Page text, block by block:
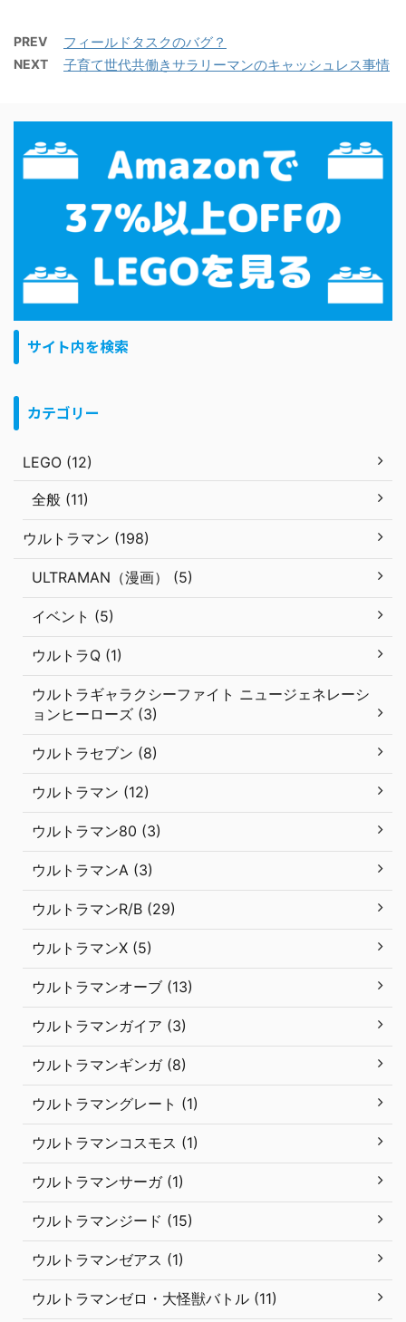
PREV フィールドタスクのバグ？
NEXT 子育て世代共働きサラリーマンのキャッシュレス事情
サイト内を検索
カテゴリー
LEGO (12)
全般 (11)
ウルトラマン (198)
ULTRAMAN（漫画） (5)
イベント (5)
ウルトラQ (1)
ウルトラギャラクシーファイト ニュージェネレーシ
ョンヒーローズ (3)
ウルトラセブン (8)
ウルトラマン (12)
ウルトラマン80 (3)
ウルトラマンA (3)
ウルトラマンR/B (29)
ウルトラマンX (5)
ウルトラマンオーブ (13)
ウルトラマンガイア (3)
ウルトラマンギンガ (8)
ウルトラマングレート (1)
ウルトラマンコスモス (1)
ウルトラマンサーガ (1)
ウルトラマンジード (15)
ウルトラマンゼアス (1)
ウルトラマンゼロ・大怪獣バトル (11)